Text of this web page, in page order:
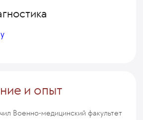
и опыт
Военно-медицинский факультет